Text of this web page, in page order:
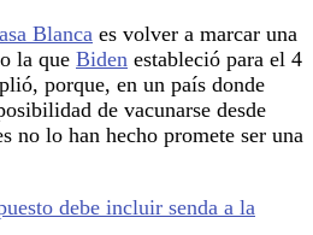
Blanca es volver a marcar una
la que Biden estableció para el 4
porque, en un país donde
de vacunarse desde
no lo han hecho promete ser una
debe incluir senda a la